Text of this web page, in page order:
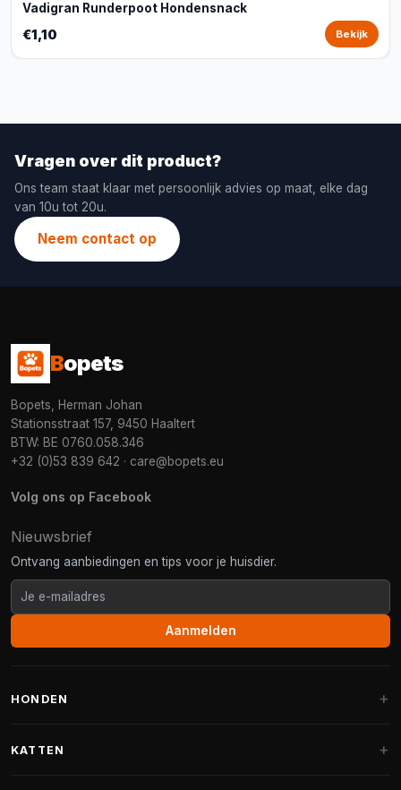
Vadigran Runderpoot Hondensnack
€1,10 Bekijk
Vragen over dit product?
Ons team staat klaar met persoonlijk advies op maat, elke dag
van 10u tot 20u.
Neem contact op
Bopets
Bopets, Herman Johan
Stationsstraat 157, 9450 Haaltert
BTW: BE 0760.058.346
+32 (0)53 839 642 · care@bopets.eu
Volg ons op Facebook
Nieuwsbrief
Ontvang aanbiedingen en tips voor je huisdier.
Aanmelden
HONDEN
KATTEN